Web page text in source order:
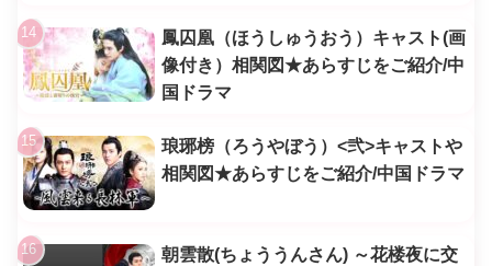
鳳囚凰（ほうしゅうおう）キャスト(画
像付き）相関図★あらすじをご紹介/中
国ドラマ
琅琊榜（ろうやぼう）<弐>キャストや
相関図★あらすじをご紹介/中国ドラマ
朝雲散(ちょううんさん) ～花楼夜に交